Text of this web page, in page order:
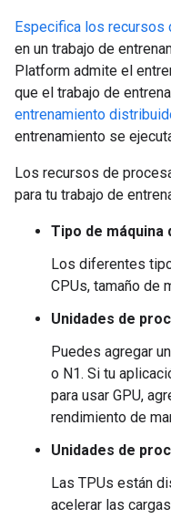
Especifica los recursos
en un trabajo de
Platform admite el
que el trabajo de
entrenamiento
entrenamiento se
Los recursos de
para tu trabajo de
Tipo de máquina
Los diferentes
CPUs, tamaño de
Unidades de
Puedes agregar
o N1. Si tu
para usar GPU,
rendimiento de
Unidades de
Las TPUs están
acelerar las